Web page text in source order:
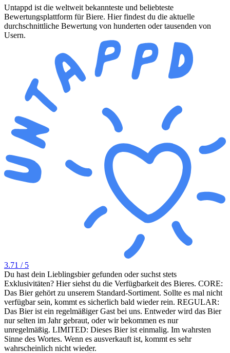
Untappd ist die weltweit bekannteste und beliebteste
Bewertungsplattform für Biere. Hier findest du die aktuelle
durchschnittliche Bewertung von hunderten oder tausenden von
Usern.
3.71 / 5
Du hast dein Lieblingsbier gefunden oder suchst stets
Exklusivitäten? Hier siehst du die Verfügbarkeit des Bieres. CORE:
Das Bier gehört zu unserem Standard-Sortiment. Sollte es mal nicht
verfügbar sein, kommt es sicherlich bald wieder rein. REGULAR:
Das Bier ist ein regelmäßiger Gast bei uns. Entweder wird das Bier
nur selten im Jahr gebraut, oder wir bekommen es nur
unregelmäßig. LIMITED: Dieses Bier ist einmalig. Im wahrsten
Sinne des Wortes. Wenn es ausverkauft ist, kommt es sehr
wahrscheinlich nicht wieder.